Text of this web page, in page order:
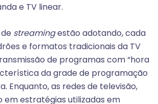
e TV linear.
streamingestão adotando, cada
e formatos tradicionais da TV
de programas com “hora
da grade de programação
Enquanto, as redes de televisão,
em estratégias utilizadas em